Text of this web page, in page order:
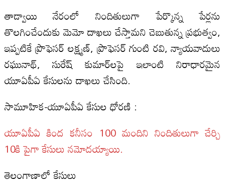
తాడ్వాయి నేరంలో నిందితులుగా పేర్కొన్న పేర్లను
తొలగించేందుకు మెమో దాఖలు చేస్తామని చెబుతున్న ప్రభుత్వం,
ఇప్పటికే ప్రొఫెసర్ లక్ష్మణ్, ప్రొఫెసర్ గుంటి రవి, న్యాయవాదులు
రఘునాథ్, సురేష్ కుమార్‌లపై ఇలాంటి నిరాధారమైన
యూఏపీఏ కేసులను దాఖలు చేసింది.
సామూహిక-యూఏపీఏ కేసుల ధోరణి :
యూఏపీఏ కింద కనీసం 100 మందిని నిందితులుగా చేర్చి
10కి పైగా కేసులు నమోదయ్యాయి.
తెలంగాణాలో కేసులు